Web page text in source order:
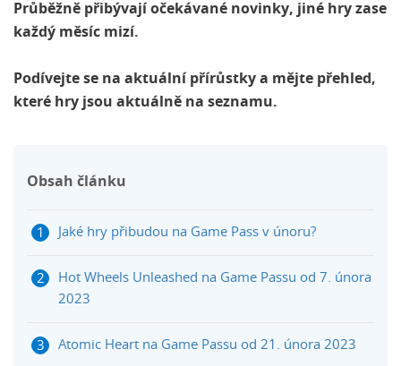
Průběžně přibývají očekávané novinky, jiné hry zase
každý měsíc mizí.
Podívejte se na aktuální přírůstky a mějte přehled,
které hry jsou aktuálně na seznamu.
Obsah článku
Jaké hry přibudou na Game Pass v únoru?
Hot Wheels Unleashed na Game Passu od 7. února
2023
Atomic Heart na Game Passu od 21. února 2023